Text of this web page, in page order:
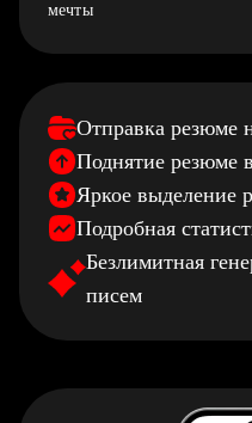
мечты
Отправка резюме
Поднятие резюме
Яркое выделение
Подробная
Безлимитная
писем